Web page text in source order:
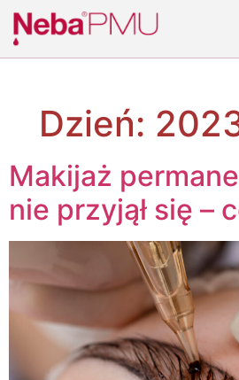
Dzień:
Makijaż
nie przyjął się –